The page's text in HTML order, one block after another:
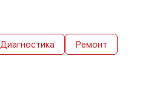
Диагностика Ремонт